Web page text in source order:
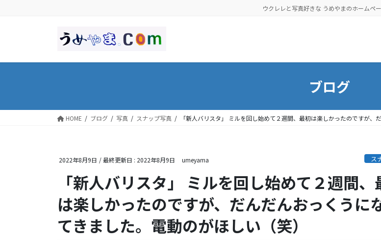
に
ョ
動
ウクレレと写真好きな うめやまのホームペ
ブログ
HOME ブログ 写真 スナップ写真 「新人バリスタ」 ミルを回し始めて２週間、最初は楽しかったのですが、
2022年8月9日 / 最終更新日 : 2022年8月9日 umeyama ス
「新人バリスタ」 ミルを回し始めて２週間、
は楽しかったのですが、だんだんおっくうに
てきました。電動のがほしい（笑）